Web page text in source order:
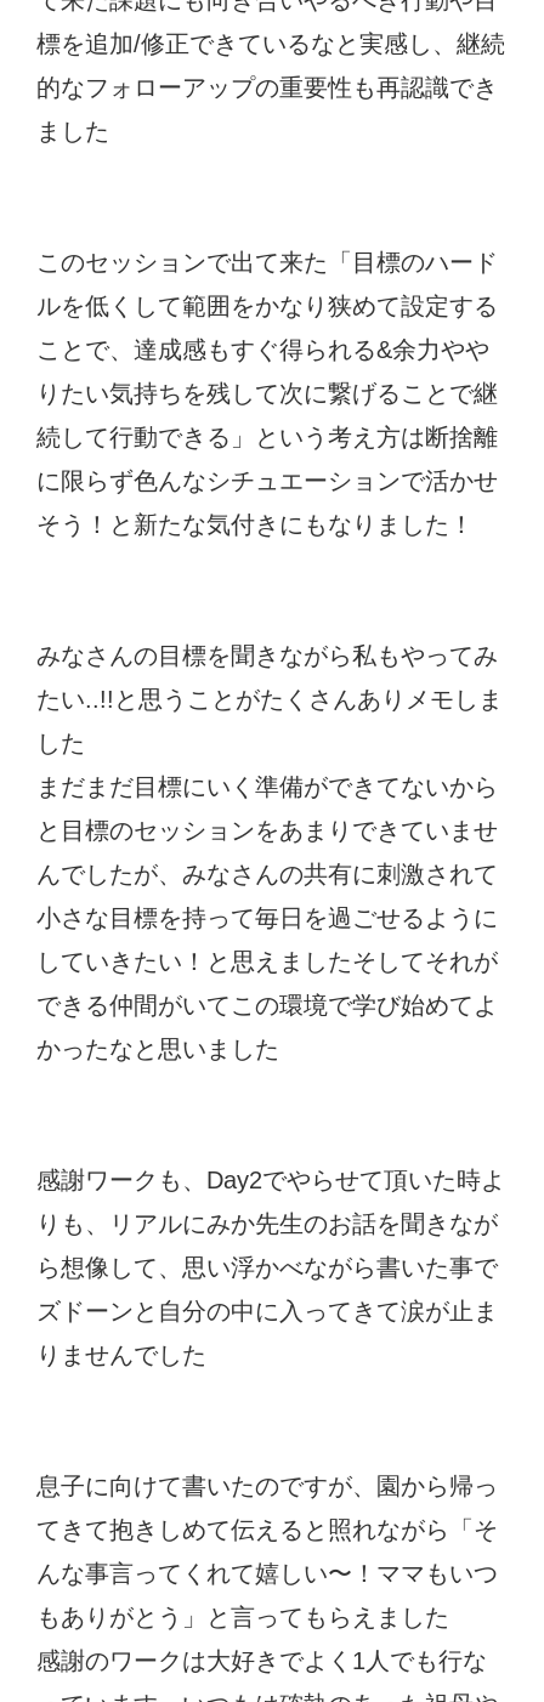
標を追加/修正できているなと実感し、継続
的なフォローアップの重要性も再認識でき
ました
このセッションで出て来た「目標のハード
ルを低くして範囲をかなり狭めて設定する
ことで、達成感もすぐ得られる&余力やや
りたい気持ちを残して次に繋げることで継
続して行動できる」という考え方は断捨離
に限らず色んなシチュエーションで活かせ
そう！と新たな気付きにもなりました！
みなさんの目標を聞きながら私もやってみ
たい..!!と思うことがたくさんありメモしま
した
まだまだ目標にいく準備ができてないから
と目標のセッションをあまりできていませ
んでしたが、みなさんの共有に刺激されて
小さな目標を持って毎日を過ごせるように
していきたい！と思えましたそしてそれが
できる仲間がいてこの環境で学び始めてよ
かったなと思いました
感謝ワークも、Day2でやらせて頂いた時よ
りも、リアルにみか先生のお話を聞きなが
ら想像して、思い浮かべながら書いた事で
ズドーンと自分の中に入ってきて涙が止ま
りませんでした
息子に向けて書いたのですが、園から帰っ
てきて抱きしめて伝えると照れながら「そ
んな事言ってくれて嬉しい〜！ママもいつ
もありがとう」と言ってもらえました
感謝のワークは大好きでよく1人でも行な